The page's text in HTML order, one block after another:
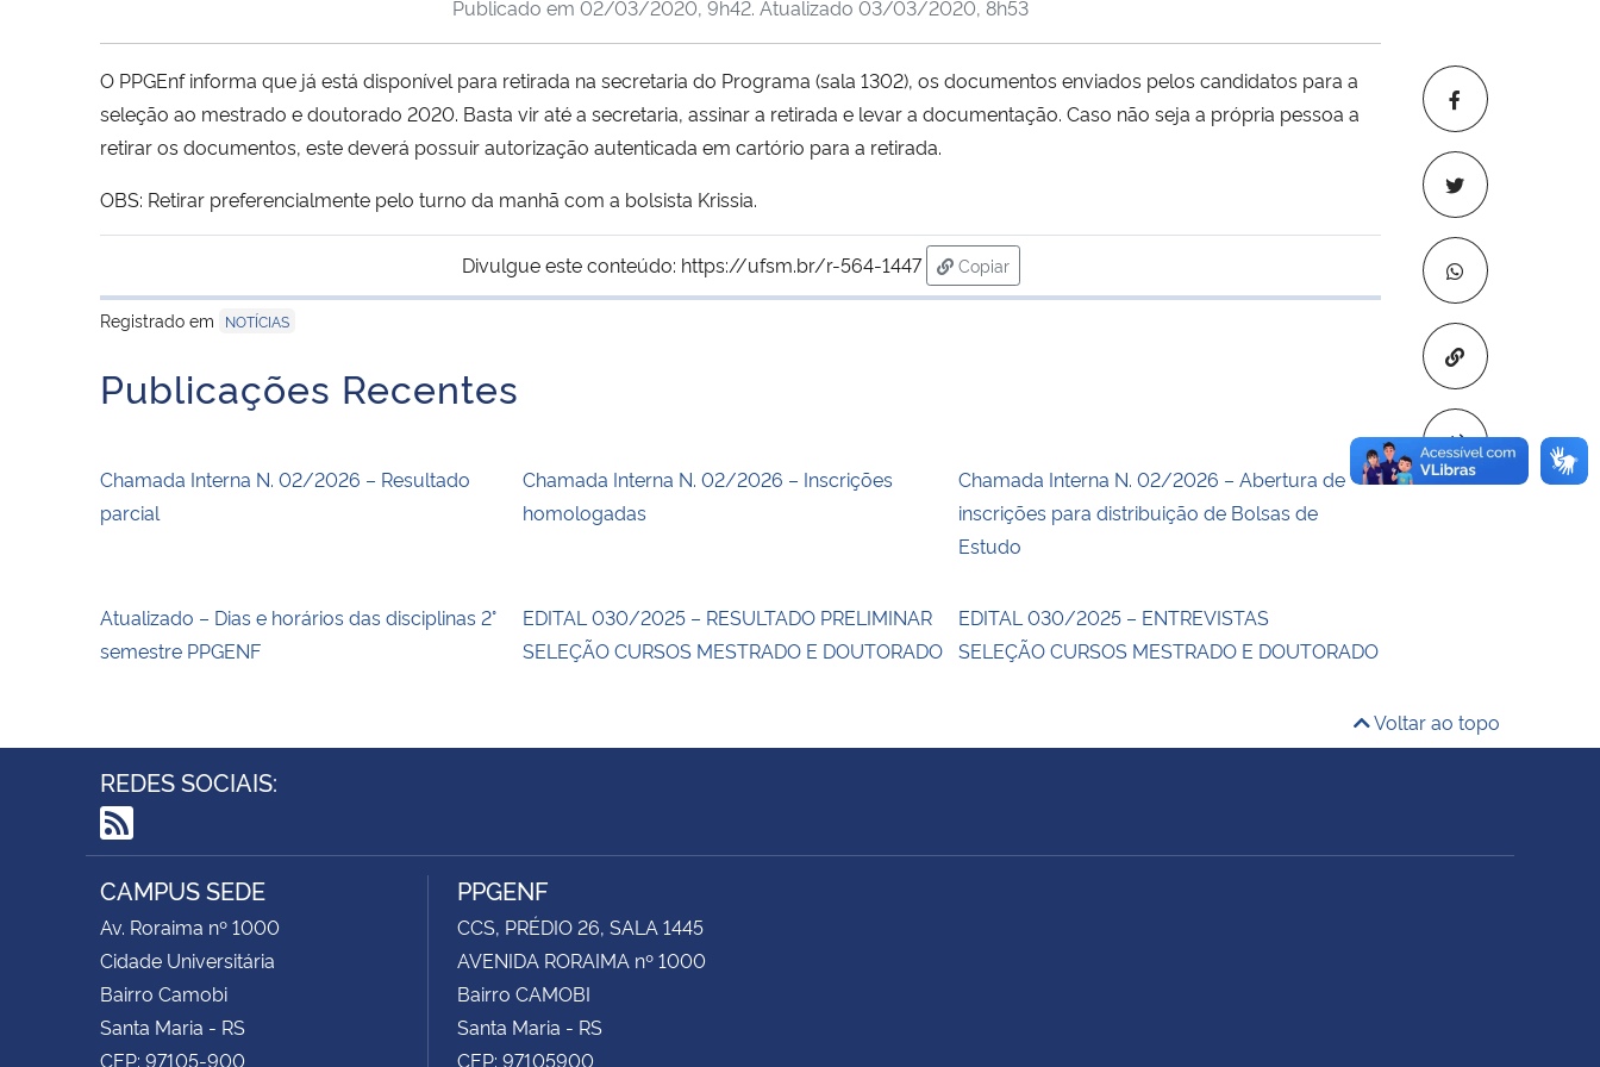
Copiar para
Publicado em 02/03/2020, 9h42. Atualizado 03/03/2020, 8h53
O PPGEnf informa que já está disponível para retirada na secretaria do Programa (sala 1302), os documentos enviados pelos candidatos para a
seleção ao mestrado e doutorado 2020. Basta vir até a secretaria, assinar a retirada e levar a documentação. Caso não seja a própria pessoa a
retirar os documentos, este deverá possuir autorização autenticada em cartório para a retirada.
OBS: Retirar preferencialmente pelo turno da manhã com a bolsista Krissia.
Divulgue este conteúdo: https://ufsm.br/r-564-1447
Copiar
para área de transferência
Registrado em
NOTÍCIAS
Publicações Recentes
Chamada Interna N. 02/2026 – Resultado
parcial
Chamada Interna N. 02/2026 – Inscrições
homologadas
Chamada Interna N. 02/2026 – Abertura de
inscrições para distribuição de Bolsas de
Estudo
Atualizado – Dias e horários das disciplinas 2°
semestre PPGENF
EDITAL 030/2025 – RESULTADO PRELIMINAR
SELEÇÃO CURSOS MESTRADO E DOUTORADO
EDITAL 030/2025 – ENTREVISTAS
SELEÇÃO CURSOS MESTRADO E DOUTORADO
Voltar ao topo
REDES SOCIAIS:
RSS
CAMPUS SEDE
Av. Roraima nº 1000
Cidade Universitária
Bairro Camobi
Santa Maria - RS
CEP: 97105-900
PPGENF
CCS, PRÉDIO 26, SALA 1445
AVENIDA RORAIMA nº 1000
Bairro CAMOBI
Santa Maria - RS
CEP: 97105900